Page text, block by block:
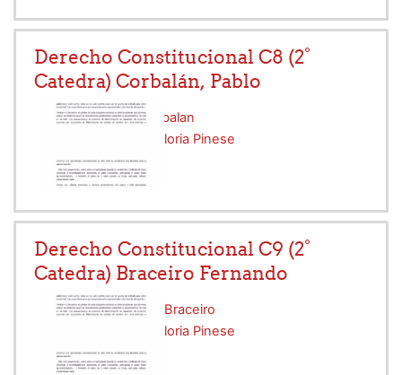
Derecho Constitucional C8 (2°
Catedra) Corbalán, Pablo
Profesor:Pablo Corbalan
Graciela Gloria Pinese
Derecho Constitucional C9 (2°
Catedra) Braceiro Fernando
Profesor:Fernando Braceiro
Graciela Gloria Pinese